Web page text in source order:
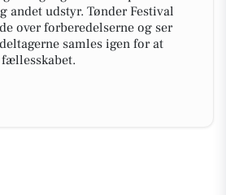
andet udstyr. Tønder Festival
over forberedelserne og ser
samles igen for at